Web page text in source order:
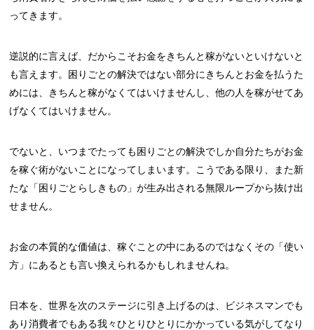
ってきます。
逆説的に言えば、だからこそお金をきちんと稼がないといけないと
も言えます。困りごとの解決ではない部分にきちんとお金を払うた
めには、きちんと稼がなくてはいけませんし、他の人を稼がせてあ
げなくてはいけません。
でないと、いつまでたっても困りごとの解決でしか自分たちがお金
を稼ぐ術がないことになってしまいます。こうである限り、また新
たな「困りごとらしきもの」が生み出される無限ループから抜け出
せません。
お金の本質的な価値は、稼ぐことの中にあるのではなくその「使い
方」にあるとも言い換えられるかもしれませんね。
日本を、世界を次のステージに引き上げるのは、ビジネスマンでも
あり消費者でもある我々ひとりひとりにかかっている気がしてなり